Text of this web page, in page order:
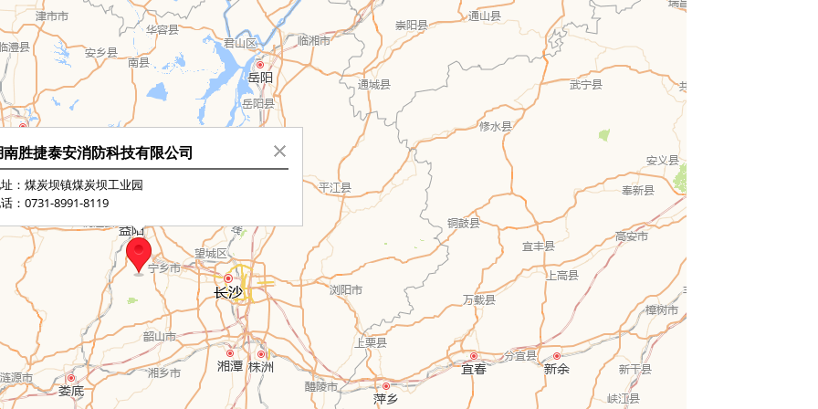
南胜捷泰安消防科技有限公司
：煤炭坝镇煤炭坝工业园
：0731-8991-8119